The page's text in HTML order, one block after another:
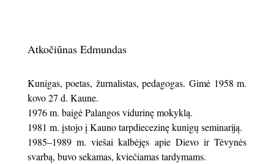
Atkočiūnas Edmundas
Kunigas, poetas, žurnalistas, pedagogas. Gimė 1958 m.
kovo 27 d. Kaune.
1976 m. baigė Palangos vidurinę mokyklą.
1981 m. įstojo į Kauno tarpdiecezinę kunigų seminariją.
1985–1989 m. viešai kalbėjęs apie Dievo ir Tėvynės
svarbą, buvo sekamas, kviečiamas tardymams.